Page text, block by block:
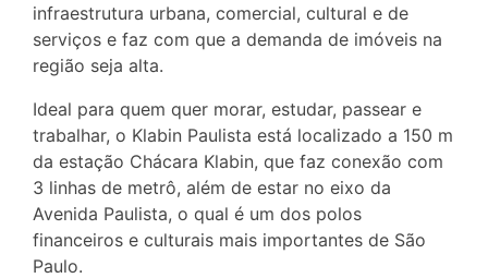
infraestrutura urbana, comercial, cultural e de
serviços e faz com que a demanda de imóveis na
região seja alta.
Ideal para quem quer morar, estudar, passear e
trabalhar, o Klabin Paulista está localizado a 150 m
da estação Chácara Klabin, que faz conexão com
3 linhas de metrô, além de estar no eixo da
Avenida Paulista, o qual é um dos polos
financeiros e culturais mais importantes de São
Paulo.